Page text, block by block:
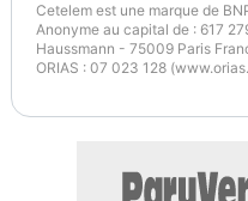
Garantie mécanique
4 mois
Cetelem est une marque de
Anonyme au capital de : 617
Haussmann - 75009 Paris
ORIAS : 07 023 128